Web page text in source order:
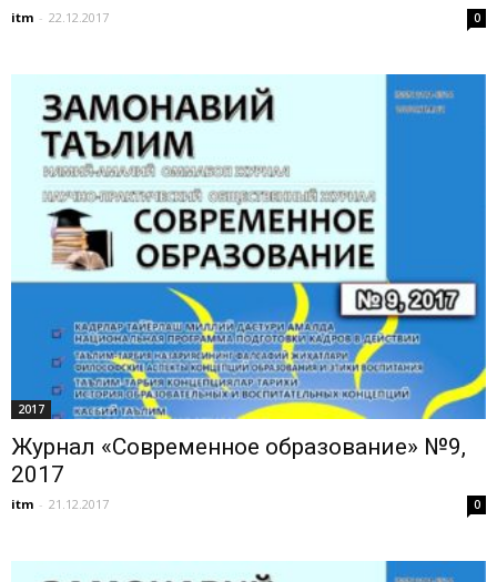
itm - 22.12.2017 0
2017
Журнал «Современное образование» №9,
2017
itm - 21.12.2017 0